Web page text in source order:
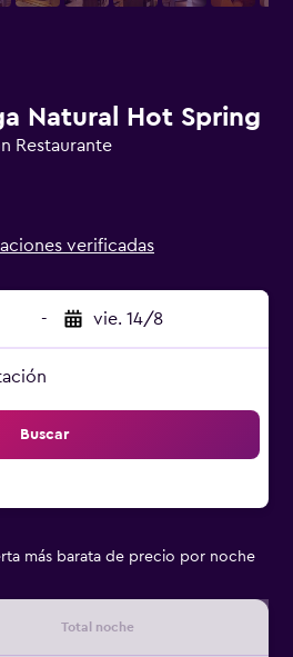
Natural Hot Spring
Restaurante
verificadas
- vie. 14/8
Buscar
más barata de precio por noche
Total noche